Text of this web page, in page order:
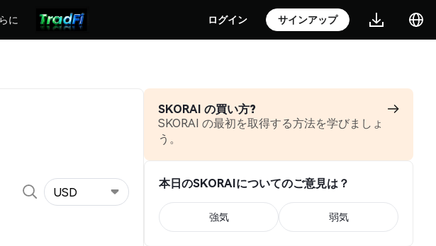
に ログイン サインアップ
USD
SKORAI の買い方?
SKORAI の最初を取得する方法を学びましょ
う。
本日のSKORAIについてのご意見は？
強気 弱気